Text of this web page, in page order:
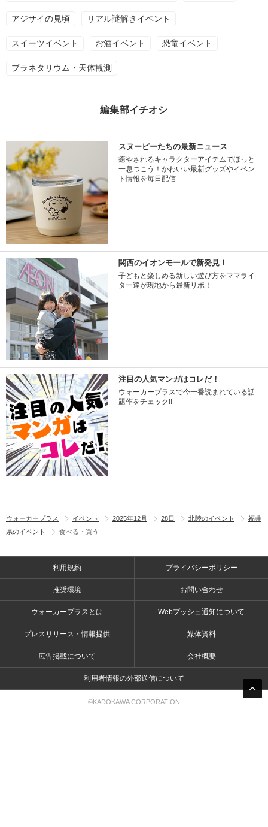
アジサイの見頃 リアル謎解きイベント
スイーツイベント お酒イベント 恐竜イベント
プラネタリウム・天体観測
編集部イチオシ
スヌーピーたちの最新ニュース
癒やされるキャラクターアイテムでほっと
一息つこう！かわいい最新グッズやイベン
ト情報を毎日配信
関西のイオンモールで新発見！
子どもと楽しめる新しい遊び方をママライ
ター達が現地から最新リポ！
注目の人気マンガはコレだ！
ウォーカープラスで今一番読まれている話
題作をチェック!!
ウォーカープラス イベント 2025年12月 28日 北陸のイベント
福井
県のイベント
食べる・買う
利用規約 プライバシーポリシー
推奨環境 お問い合わせ
ウォーカープラスとは Webプッシュ通知について
プレスリリース・情報提供 媒体資料
広告掲載について 会社概要
利用者情報の外部送信について
©KADOKAWA CORPORATION